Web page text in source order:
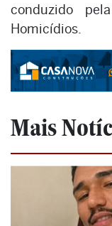
conduzido
Homicídios.
Mais